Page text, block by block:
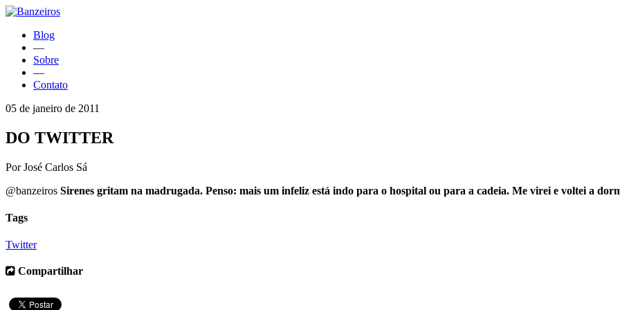
Blog
—
Sobre
—
Contato
05 de janeiro de 2011
DO TWITTER
Por José Carlos Sá
@banzeiros Sirenes gritam na madrugada. Penso: mais um infeliz está indo para o hospital ou para a cadeia. Me virei e voltei a
Tags
Twitter
Compartilhar